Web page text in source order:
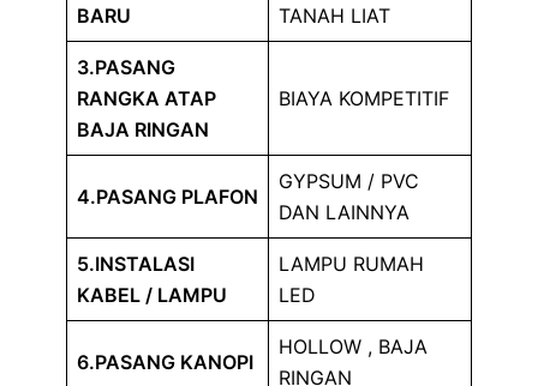
BARU
TANAH LIAT
3.PASANG
RANGKA ATAP
BAJA RINGAN
BIAYA KOMPETITIF
4.PASANG PLAFON
GYPSUM / PVC
DAN LAINNYA
5.INSTALASI
KABEL / LAMPU
LAMPU RUMAH
LED
6.PASANG KANOPI
HOLLOW , BAJA
RINGAN